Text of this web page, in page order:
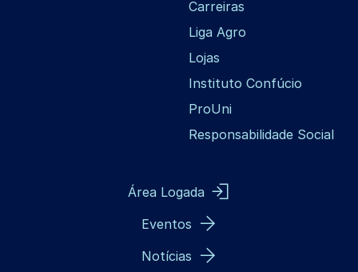
Carreiras
Liga Agro
Lojas
Instituto Confúcio
ProUni
Responsabilidade Social
Área Logada
Eventos
Notícias